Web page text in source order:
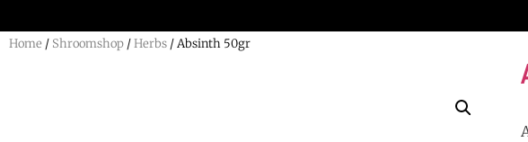
Home / Shroomshop /Herbs / Absinth 50gr